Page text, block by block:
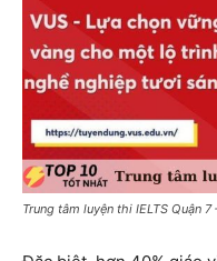
Trung tâm luyện thi IELTS Quận